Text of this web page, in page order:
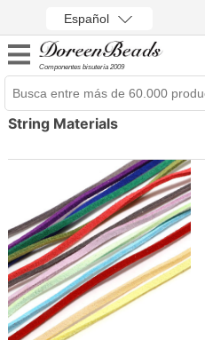
Español
Componentes bisutería 2009
String Materials